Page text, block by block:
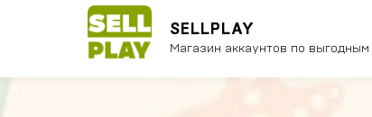
SELLPLAY
Магазин аккаунтов по выгодным